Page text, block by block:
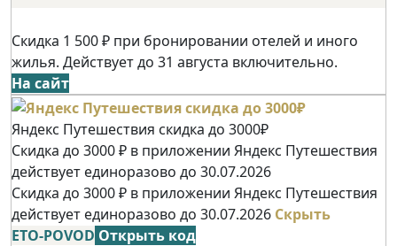
Скидка 1 500 ₽ при бронировании отелей и иного
жилья. Действует до 31 августа включительно.
На сайт
Яндекс Путешествия скидка до 3000₽
Скидка до 3000 ₽ в приложении Яндекс Путешествия
действует единоразово до 30.07.2026
Скидка до 3000 ₽ в приложении Яндекс Путешествия
действует единоразово до 30.07.2026 Скрыть
ETO-POVOD Открыть код